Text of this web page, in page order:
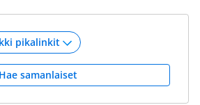
Hae samanlaiset